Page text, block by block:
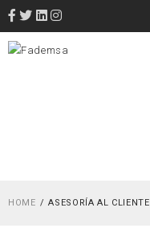
HOME ASESORÍA AL CLIENTE